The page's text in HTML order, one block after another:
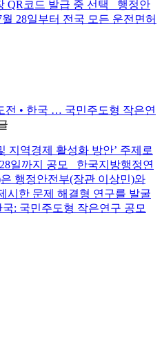
QR코드 발급 중 선택 행정안
28일부터 전국 모든 운전면허
전 • 한국 … 국민주도형 작은연
지역경제 활성화 방안’ 주제로
일까지 공모 한국지방행정연
행정안전부(장관 이상민)와
시한 문제 해결형 연구를 발굴
: 국민주도형 작은연구 공모